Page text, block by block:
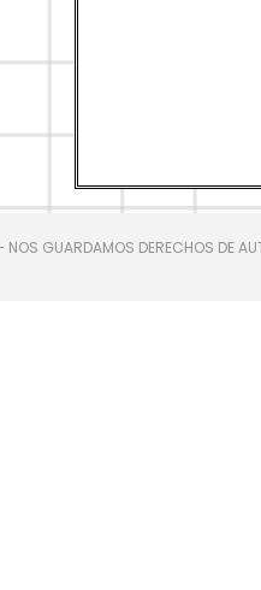
GUARDAMOS DERECHOS DE